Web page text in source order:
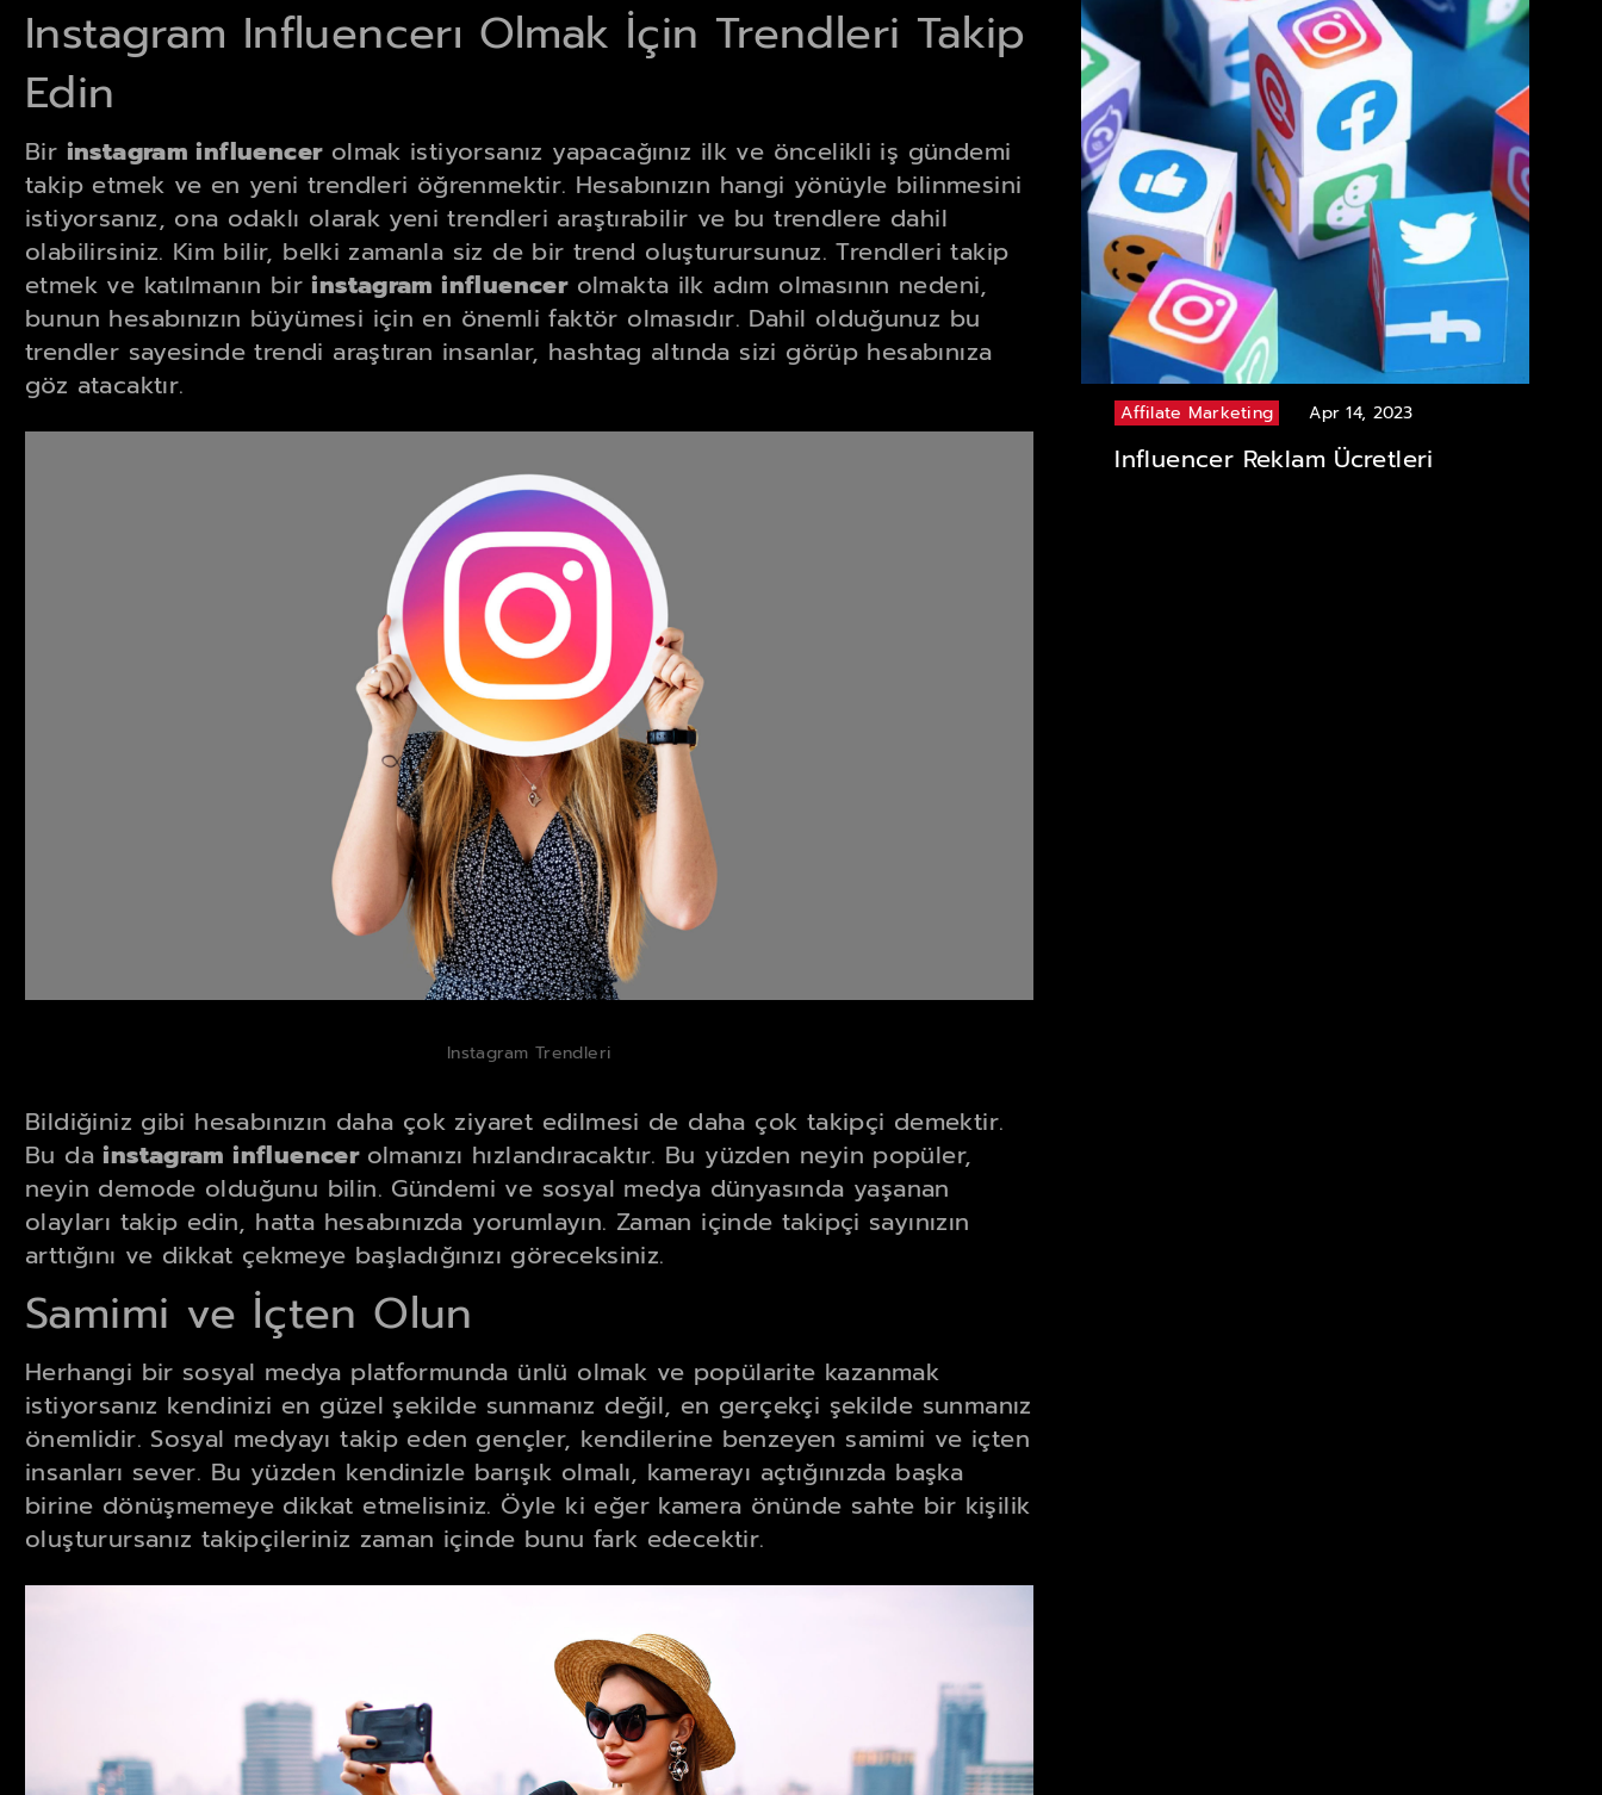
Instagram Influencerı Olmak İçin Trendleri Takip
Edin
Bir instagram influencerolmak istiyorsanız yapacağınız ilk ve öncelikli iş gündemi
takip etmek ve en yeni trendleri öğrenmektir. Hesabınızın hangi yönüyle bilinmesini
istiyorsanız, ona odaklı olarak yeni trendleri araştırabilir ve bu trendlere dahil
olabilirsiniz. Kim bilir, belki zamanla siz de bir trend oluşturursunuz. Trendleri takip
etmek ve katılmanın bir instagram influencerolmakta ilk adım olmasının nedeni,
bunun hesabınızın büyümesi için en önemli faktör olmasıdır. Dahil olduğunuz bu
trendler sayesinde trendi araştıran insanlar, hashtag altında sizi görüp hesabınıza
göz atacaktır.
Instagram Trendleri
Bildiğiniz gibi hesabınızın daha çok ziyaret edilmesi de daha çok takipçi demektir.
Bu da instagram influencer olmanızı hızlandıracaktır. Bu yüzden neyin popüler,
neyin demode olduğunu bilin. Gündemi ve sosyal medya dünyasında yaşanan
olayları takip edin, hatta hesabınızda yorumlayın. Zaman içinde takipçi sayınızın
arttığını ve dikkat çekmeye başladığınızı göreceksiniz.
Samimi ve İçten Olun
Herhangi bir sosyal medya platformunda ünlü olmak ve popülarite kazanmak
istiyorsanız kendinizi en güzel şekilde sunmanız değil, en gerçekçi şekilde sunmanız
önemlidir. Sosyal medyayı takip eden gençler, kendilerine benzeyen samimi ve içten
insanları sever. Bu yüzden kendinizle barışık olmalı, kamerayı açtığınızda başka
birine dönüşmemeye dikkat etmelisiniz. Öyle ki eğer kamera önünde sahte bir kişilik
oluşturursanız takipçileriniz zaman içinde bunu fark edecektir.
Affilate Marketing Apr 14, 2023
Influencer Reklam Ücretleri